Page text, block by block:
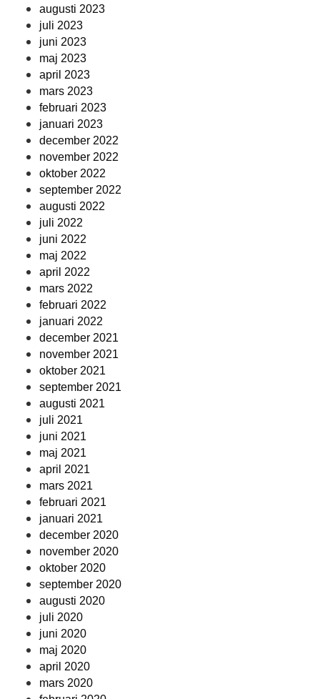
augusti 2023
juli 2023
juni 2023
maj 2023
april 2023
mars 2023
februari 2023
januari 2023
december 2022
november 2022
oktober 2022
september 2022
augusti 2022
juli 2022
juni 2022
maj 2022
april 2022
mars 2022
februari 2022
januari 2022
december 2021
november 2021
oktober 2021
september 2021
augusti 2021
juli 2021
juni 2021
maj 2021
april 2021
mars 2021
februari 2021
januari 2021
december 2020
november 2020
oktober 2020
september 2020
augusti 2020
juli 2020
juni 2020
maj 2020
april 2020
mars 2020